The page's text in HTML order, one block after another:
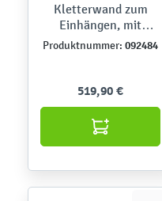
Kletterwand zum
Einhängen, mit
Kletternetz
Produktnummer: 092484
519,90 €